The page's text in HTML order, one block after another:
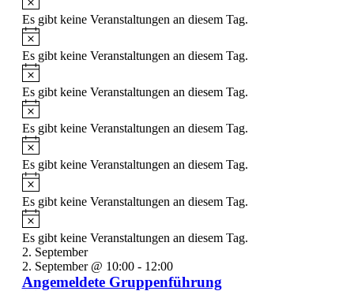
Es gibt keine Veranstaltungen an diesem Tag.
Es gibt keine Veranstaltungen an diesem Tag.
Es gibt keine Veranstaltungen an diesem Tag.
Es gibt keine Veranstaltungen an diesem Tag.
Es gibt keine Veranstaltungen an diesem Tag.
Es gibt keine Veranstaltungen an diesem Tag.
Es gibt keine Veranstaltungen an diesem Tag.
2. September
2. September @ 10:00- 12:00
Angemeldete Gruppenführung